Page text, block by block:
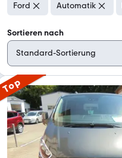
Ford Automatik
Sortieren nach
Top